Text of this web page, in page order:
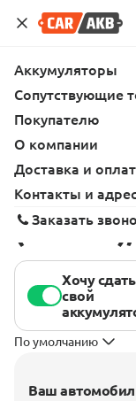
Адреса
W204-
(272
Хочу сдать
свой
По умолчанию
Ваш
Аккумуляторы
Сопутствующие
Покупателю
О компании
Доставка и
Контакты и
Заказать